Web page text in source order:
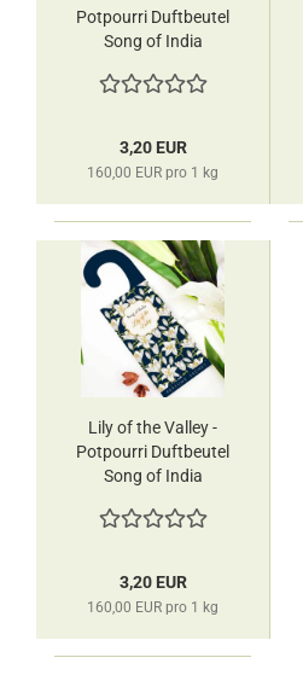
Potpourri Duftbeutel
Song of India
3,20 EUR
160,00 EUR pro 1 kg
Lily of the Valley -
Potpourri Duftbeutel
Song of India
3,20 EUR
160,00 EUR pro 1 kg